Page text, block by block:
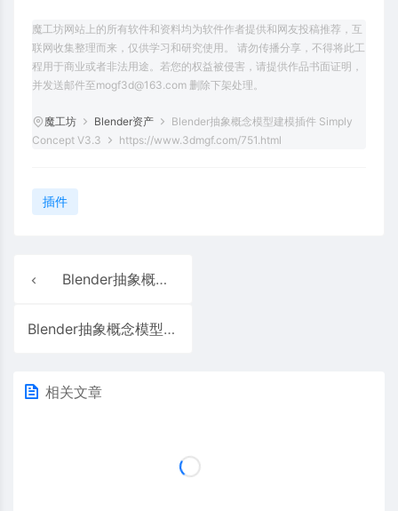
魔工坊网站上的所有软件和资料均为软件作者提供和网友投稿推荐，互
联网收集整理而来，仅供学习和研究使用。 请勿传播分享，不得将此工
程用于商业或者非法用途。若您的权益被侵害，请提供作品书面证明，
并发送邮件至mogf3d@163.com 删除下架处理。
魔工坊 Blender资产
Blender抽象概念模型建模插件 Simply
Concept V3.3
https://www.3dmgf.com/751.html
插件
Blender抽象概念模型建模插件 Simply Concept V2.5.1
Blender抽象概念模型建模插件 Simply Concept V4.32
相关文章